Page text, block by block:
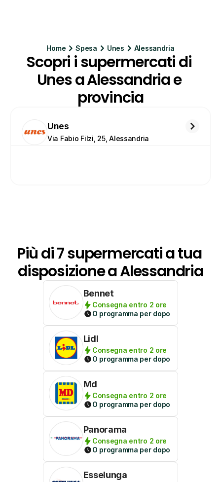
Home Spesa Unes Alessandria
Scopri i supermercati di
Unes a Alessandria e
provincia
Unes
Via Fabio Filzi, 25, Alessandria
Più di 7 supermercati a tua
disposizione a Alessandria
Bennet
Consegna entro 2 ore
O programma per dopo
Lidl
Consegna entro 2 ore
O programma per dopo
Md
Consegna entro 2 ore
O programma per dopo
Panorama
Consegna entro 2 ore
O programma per dopo
Esselunga